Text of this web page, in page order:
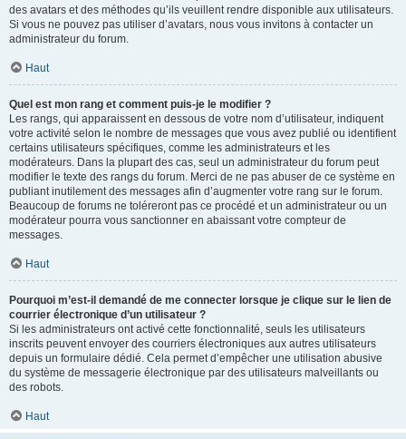
des avatars et des méthodes qu’ils veuillent rendre disponible aux utilisateurs.
Si vous ne pouvez pas utiliser d’avatars, nous vous invitons à contacter un
administrateur du forum.
Haut
Quel est mon rang et comment puis-je le modifier ?
Les rangs, qui apparaissent en dessous de votre nom d’utilisateur, indiquent
votre activité selon le nombre de messages que vous avez publié ou identifient
certains utilisateurs spécifiques, comme les administrateurs et les
modérateurs. Dans la plupart des cas, seul un administrateur du forum peut
modifier le texte des rangs du forum. Merci de ne pas abuser de ce système en
publiant inutilement des messages afin d’augmenter votre rang sur le forum.
Beaucoup de forums ne toléreront pas ce procédé et un administrateur ou un
modérateur pourra vous sanctionner en abaissant votre compteur de
messages.
Haut
Pourquoi m’est-il demandé de me connecter lorsque je clique sur le lien de
courrier électronique d’un utilisateur ?
Si les administrateurs ont activé cette fonctionnalité, seuls les utilisateurs
inscrits peuvent envoyer des courriers électroniques aux autres utilisateurs
depuis un formulaire dédié. Cela permet d’empêcher une utilisation abusive
du système de messagerie électronique par des utilisateurs malveillants ou
des robots.
Haut